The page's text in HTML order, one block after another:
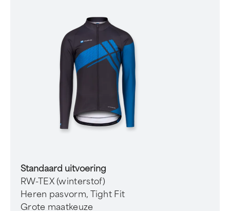
Standaard uitvoering
RW-TEX (winterstof)
Heren pasvorm, Tight Fit
Grote maatkeuze